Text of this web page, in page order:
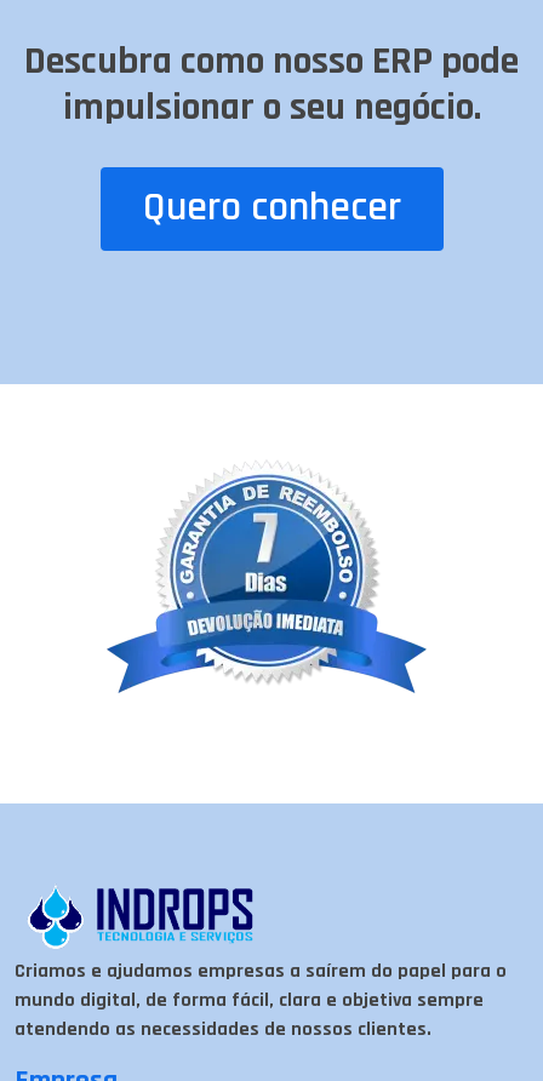
Descubra como nosso ERP pode
impulsionar o seu negócio.
Quero conhecer
Criamos e ajudamos empresas a saírem do papel para o
mundo digital, de forma fácil, clara e objetiva sempre
atendendo as necessidades de nossos clientes.